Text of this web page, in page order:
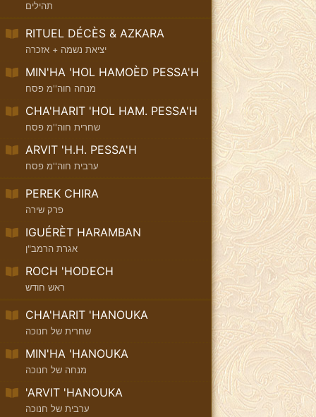
תהילים
RITUEL DÉCÈS & AZKARA
יציאת נשמה + אזכרה
MIN'HA 'HOL HAMOÈD PESSA'H
מנחה חוה''מ פסח
CHA'HARIT 'HOL HAM. PESSA'H
שחרית חוה''מ פסח
ARVIT 'H.H. PESSA'H
ערבית חוה''מ פסח
PEREK CHIRA
פרק שירה
IGUÉRÈT HARAMBAN
אגרת הרמב"ן
ROCH 'HODECH
ראש חודש
CHA'HARIT 'HANOUKA
שחרית של חנוכה
MIN'HA 'HANOUKA
מנחה של חנוכה
'ARVIT 'HANOUKA
ערבית של חנוכה